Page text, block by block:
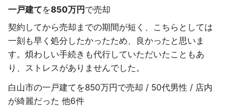
一戸建てを850万円 で売却
契約してから売却までの期間が短く、こちらとしては
一刻も早く処分したかったため、良かったと思いま
す。煩わしい手続きも代行していただいたこともあ
り、ストレスがありませんでした。
白山市の一戸建てを850万円で売却 / 50代男性 / 店内
が綺麗だった 他6件